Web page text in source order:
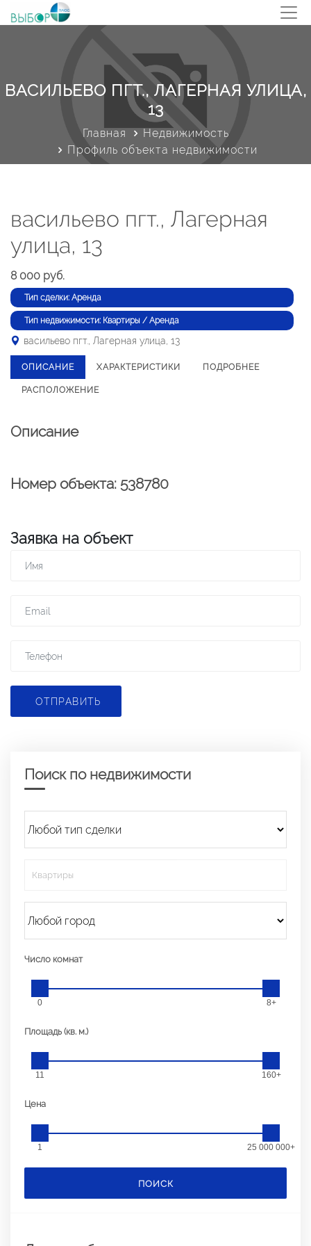
ВАСИЛЬЕВО ПГТ., ЛАГЕРНАЯ УЛИЦА,
13
Главная
Недвижимость
Профиль объекта недвижимости
васильево пгт., Лагерная
улица, 13
8 000 руб.
Тип сделки: Аренда
Тип недвижимости: Квартиры / Аренда
васильево пгт., Лагерная улица, 13
ОПИСАНИЕ ХАРАКТЕРИСТИКИ ПОДРОБНЕЕ
РАСПОЛОЖЕНИЕ
Описание
Номер объекта: 538780
Заявка на объект
ОТПРАВИТЬ
Поиск по недвижимости
Квартиры
Число комнат
0 8+
Площадь (кв. м.)
11 160+
Цена
1 25 000 000+
ПОИСК